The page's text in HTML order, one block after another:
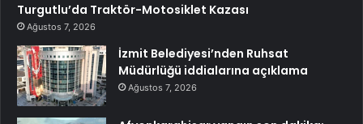
Turgutlu’da Traktör-Motosiklet Kazası
Ağustos 7, 2026
İzmit Belediyesi’nden Ruhsat
Müdürlüğü iddialarına açıklama
Ağustos 7, 2026